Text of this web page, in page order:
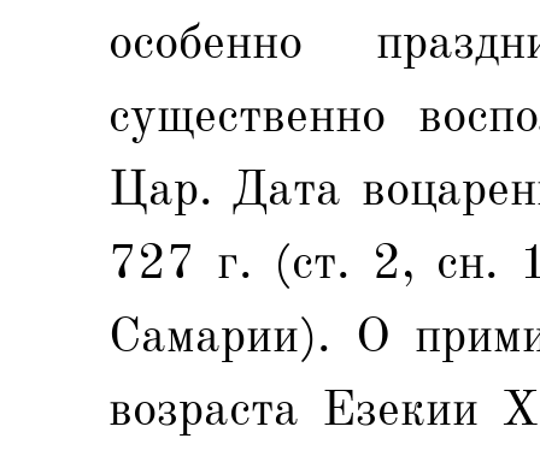
особенно
существенно
Цар. Дата
727 г. (ст. 2, сн.
Самарии). О
возраста Езекии